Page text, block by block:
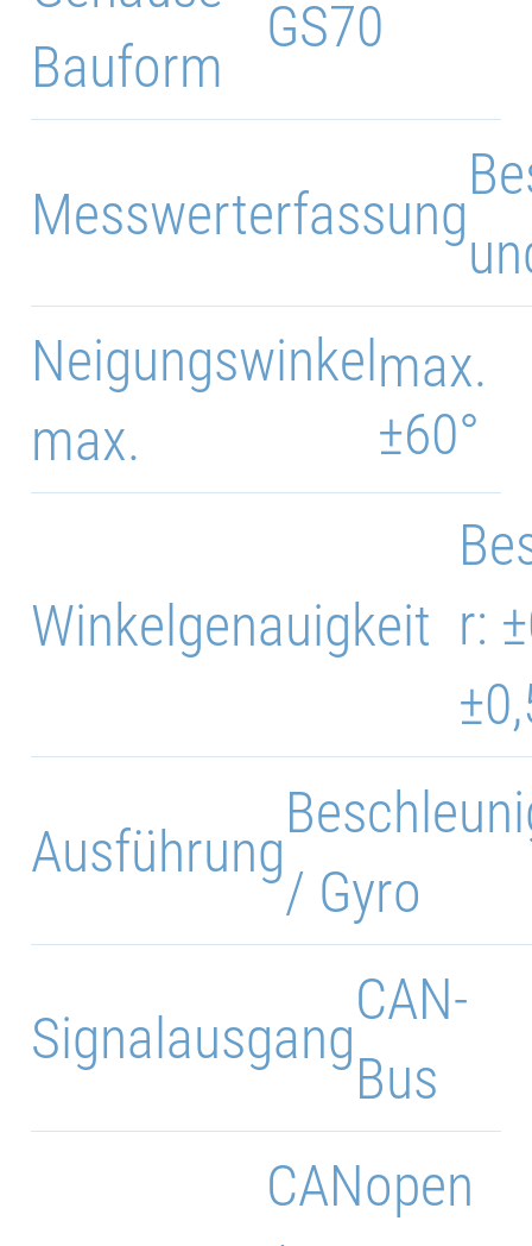
GS70
Bauform
Messwerterfassung
max.
±60°
Neigungswinkel
max.
r:
Winkelgenauigkeit
/ Gyro
Ausführung
CAN-
Bus
Signalausgang
CANopen